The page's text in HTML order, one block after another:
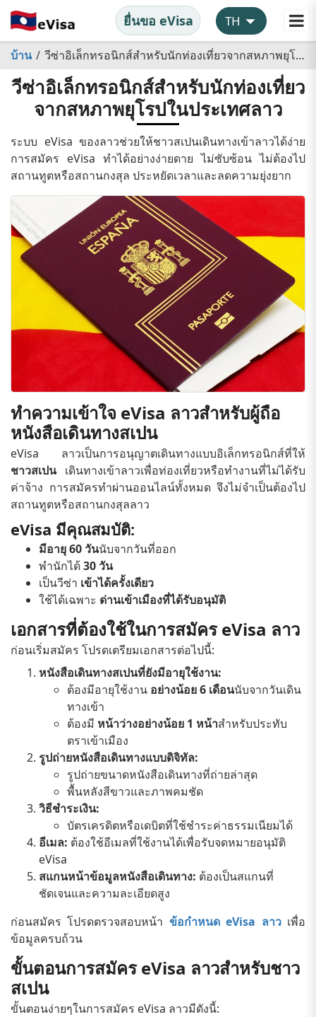
ยื่นขอ eVisa
บ้าน วีซ่าอิเล็กทรอนิกส์สำหรับนักท่องเที่ยวจากสหภาพยุโรปในประเทศลาว
วีซ่าอิเล็กทรอนิกส์สำหรับนักท่องเที่ยว
จากสหภาพยุโรปในประเทศลาว
ระบบ eVisa ของลาวช่วยให้ชาวสเปนเดินทางเข้าลาวได้ง่าย
การสมัคร eVisa ทำได้อย่างง่ายดาย ไม่ซับซ้อน ไม่ต้องไป
สถานทูตหรือสถานกงสุล ประหยัดเวลาและลดความยุ่งยาก
ทำความเข้าใจ eVisa ลาวสำหรับผู้ถือ
หนังสือเดินทางสเปน
eVisa ลาวเป็นการอนุญาตเดินทางแบบอิเล็กทรอนิกส์ที่ให้
ชาวสเปนเดินทางเข้าลาวเพื่อท่องเที่ยวหรือทำงานที่ไม่ได้รับ
ค่าจ้าง การสมัครทำผ่านออนไลน์ทั้งหมด จึงไม่จำเป็นต้องไป
สถานทูตหรือสถานกงสุลลาว
eVisa มีคุณสมบัติ:
มีอายุ 60 วันนับจากวันที่ออก
พำนักได้30 วัน
เป็นวีซ่า เข้าได้ครั้งเดียว
ใช้ได้เฉพาะ ด่านเข้าเมืองที่ได้รับอนุมัติ
เอกสารที่ต้องใช้ในการสมัคร eVisa ลาว
ก่อนเริ่มสมัคร โปรดเตรียมเอกสารต่อไปนี้:
หนังสือเดินทางสเปนที่ยังมีอายุใช้งาน:
ต้องมีอายุใช้งาน อย่างน้อย 6 เดือนนับจากวันเดิน
ทางเข้า
ต้องมี หน้าว่างอย่างน้อย 1 หน้าสำหรับประทับ
ตราเข้าเมือง
รูปถ่ายหนังสือเดินทางแบบดิจิทัล:
รูปถ่ายขนาดหนังสือเดินทางที่ถ่ายล่าสุด
พื้นหลังสีขาวและภาพคมชัด
วิธีชำระเงิน:
บัตรเครดิตหรือเดบิตที่ใช้ชำระค่าธรรมเนียมได้
อีเมล: ต้องใช้อีเมลที่ใช้งานได้เพื่อรับจดหมายอนุมัติ
eVisa
สแกนหน้าข้อมูลหนังสือเดินทาง: ต้องเป็นสแกนที่
ชัดเจนและความละเอียดสูง
ก่อนสมัคร โปรดตรวจสอบหน้า ข้อกำหนด eVisa ลาวเพื่อ
ข้อมูลครบถ้วน
ขั้นตอนการสมัคร eVisa ลาวสำหรับชาว
สเปน
ขั้นตอนง่ายๆในการสมัคร eVisa ลาวมีดังนี้: